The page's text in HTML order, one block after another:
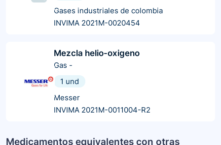
Gases industriales de colombia
INVIMA 2021M-0020454
Mezcla helio-oxigeno
Gas -
1 und
Messer
INVIMA 2021M-0011004-R2
Medicamentos equivalentes con otras